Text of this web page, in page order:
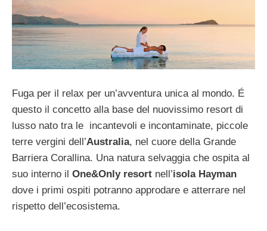
Fuga per il relax per un’avventura unica al mondo. É
questo il concetto alla base del nuovissimo resort di
lusso nato tra le incantevoli e incontaminate, piccole
terre vergini dell’Australia, nel cuore della Grande
Barriera Corallina. Una natura selvaggia che ospita al
suo interno il One&Only resort nell’isola Hayman
dove i primi ospiti potranno approdare e atterrare nel
rispetto dell’ecosistema.